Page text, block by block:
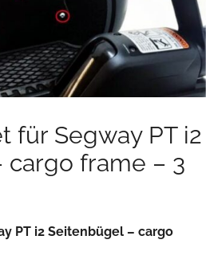
für Segway PT i2
cargo frame – 3
PT i2 Seitenbügel – cargo